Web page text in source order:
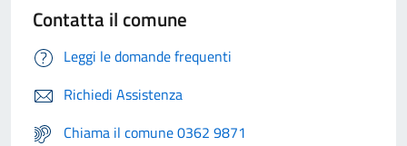
Contatta il comune
Leggi le domande frequenti
Richiedi Assistenza
Chiama il comune 0362 9871